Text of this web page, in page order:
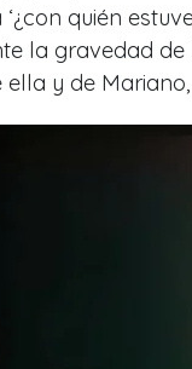
quién
la gravedad
ella y de